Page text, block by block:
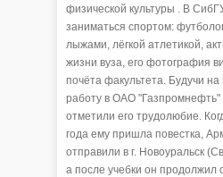
физической культуры . В
заниматься спортом:
лыжами, лёгкой атлетикой,
жизни вуза, его фотография
почёта факультета. Будучи на
работу в ОАО "Газпромнефть"
отметили его трудолюбие.
года ему пришла повестка,
отправили в г. Новоуральск
а после учебки он продолжил